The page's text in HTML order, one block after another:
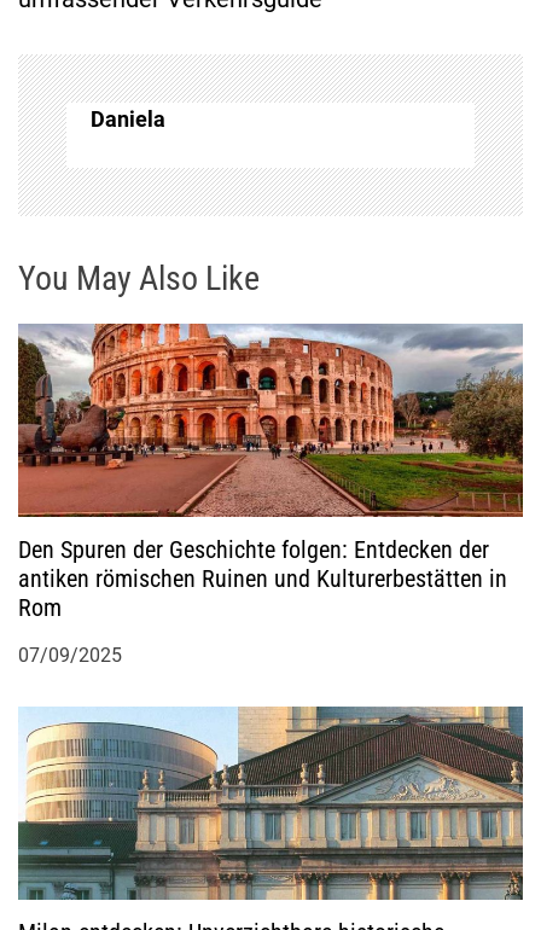
r
a
g
s
n
a
v
i
g
a
t
o
n
Daniela
You May Also Like
Den Spuren der Geschichte folgen: Entdecken der
antiken römischen Ruinen und Kulturerbestätten in
Rom
07/09/2025